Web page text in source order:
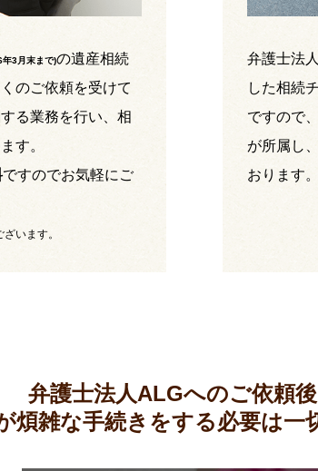
年3月末まで)の遺産相続
のご依頼を受けて
る業務を行い、相
す。
ですのでお気軽にご
います。
弁護士法
した相続
ですので
が所属し
おります。
弁護士法人ALGへのご依頼後
煩雑な手続きをする必要は一